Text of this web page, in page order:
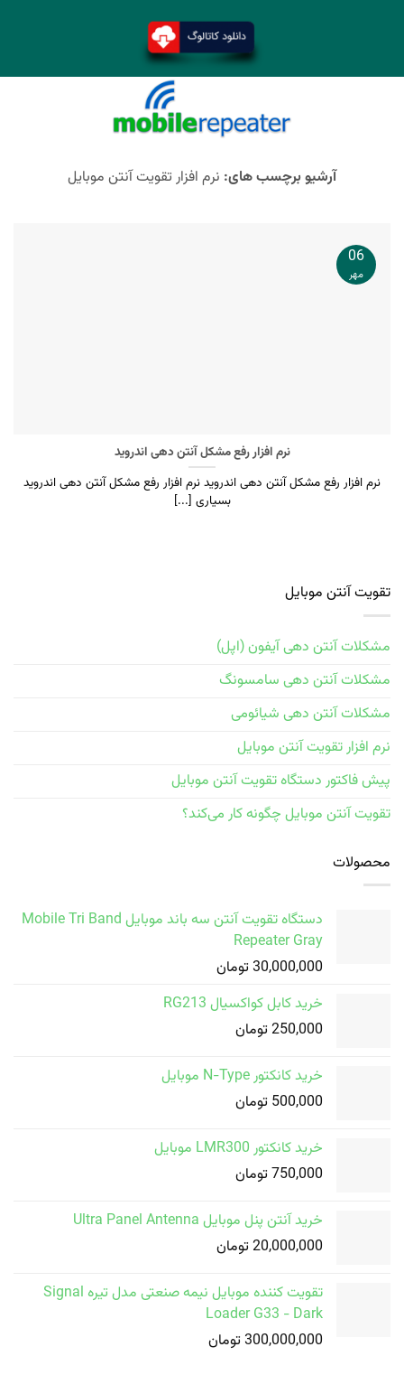
آرشیو برچسب های: نرم افزار تقویت آنتن موبایل
نرم افزار رفع مشکل آنتن دهی اندروید
نرم افزار رفع مشکل آنتن دهی اندروید نرم افزار رفع مشکل آنتن دهی اندروید
بسیاری [...]
06
مهر
تقویت آنتن موبایل
مشکلات آنتن دهی آیفون (اپل)
مشکلات آنتن دهی سامسونگ
مشکلات آنتن دهی شیائومی
نرم افزار تقویت آنتن موبایل
پیش فاکتور دستگاه تقویت آنتن موبایل
تقویت آنتن موبایل چگونه کار می‌کند؟
محصولات
دستگاه تقویت آنتن سه باند موبایل Mobile Tri Band
Repeater Gray
30,000,000 تومان
خرید کابل کواکسیال RG213
250,000 تومان
خرید کانکتور N-Type موبایل
500,000 تومان
خرید کانکتور LMR300 موبایل
750,000 تومان
خرید آنتن پنل موبایل Ultra Panel Antenna
20,000,000 تومان
تقویت کننده موبایل نیمه صنعتی مدل تیره Signal
Loader G33 - Dark
300,000,000 تومان